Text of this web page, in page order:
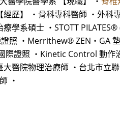
歷】 ・骨科專科醫師 ・外科
系碩士 ・STOTT
證照 ・Merrithew® ZEN‧GA
證照 ・Kinetic Control 動作
醫院物理治療師 ・台北市立
・